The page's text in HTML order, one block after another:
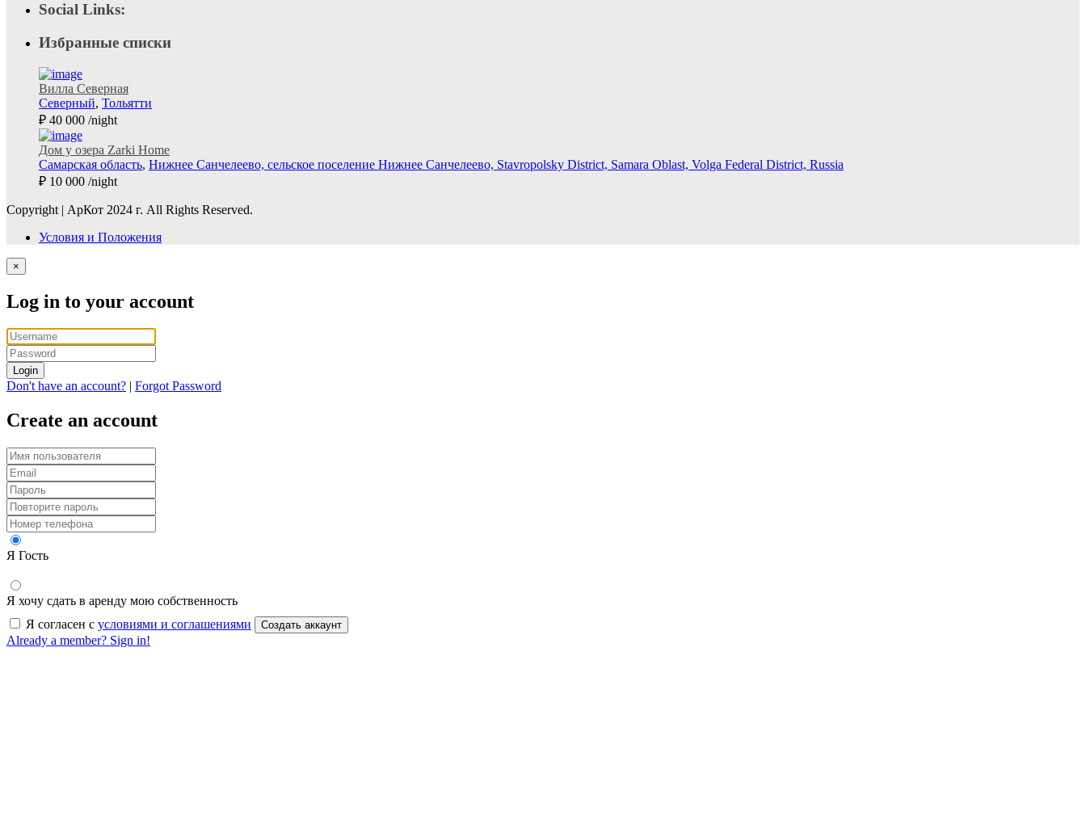
Social Links:
Избранные списки
Вилла Северная
Северный, Тольятти
₽ 40 000 /night
Дом у озера Zarki Home
Самарская область, Нижнее Санчелеево, сельское поселение Нижнее Санчелеево, Stavropolsky District, Samara Oblast, Volga Federal District, Russia
₽ 10 000 /night
Copyright | АрКот 2024 г. All Rights Reserved.
Условия и Положения
×
Log in to your account
Login
Don't have an account? Forgot Password
Create an account
Я Гость
Я хочу сдать в аренду мою собственность
Я согласен с условиями и соглашениями Создать аккаунт
Already a member? Sign in!